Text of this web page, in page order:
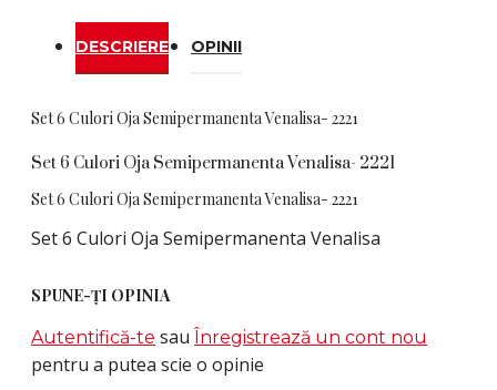
DESCRIERE OPINII
Set 6 Culori Oja Semipermanenta Venalisa- 2221
Set 6 Culori Oja Semipermanenta Venalisa- 2221
Set 6 Culori Oja Semipermanenta Venalisa- 2221
Set 6 Culori Oja Semipermanenta Venalisa
SPUNE-ŢI OPINIA
Autentifică-te sau Înregistrează un cont nou
pentru a putea scie o opinie